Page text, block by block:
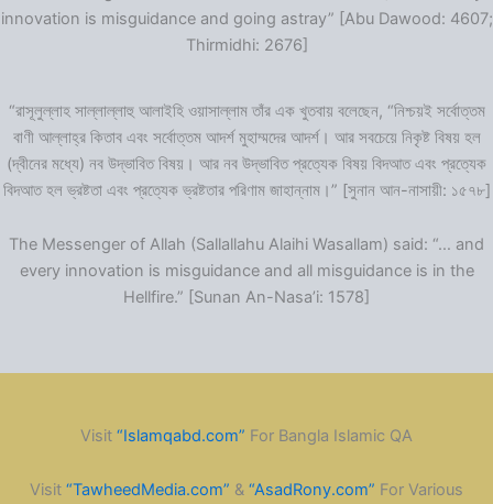
innovation is misguidance and going astray” [Abu Dawood: 4607;
Thirmidhi: 2676]
“রাসূলুল্লাহ সাল্লাল্লাহু আলাইহি ওয়াসাল্লাম তাঁর এক খুতবায় বলেছেন, “নিশ্চয়ই সর্বোত্তম
বাণী আল্লাহ্‌র কিতাব এবং সর্বোত্তম আদর্শ মুহাম্মদের আদর্শ। আর সবচেয়ে নিকৃষ্ট বিষয় হল
(দ্বীনের মধ্যে) নব উদ্ভাবিত বিষয়। আর নব উদ্ভাবিত প্রত্যেক বিষয় বিদআত এবং প্রত্যেক
বিদআত হল ভ্রষ্টতা এবং প্রত্যেক ভ্রষ্টতার পরিণাম জাহান্নাম।” [সুনান আন-নাসায়ী: ১৫৭৮]
The Messenger of Allah (Sallallahu Alaihi Wasallam) said: “… and
every innovation is misguidance and all misguidance is in the
Hellfire.” [Sunan An-Nasa’i: 1578]
Visit “Islamqabd.com” For Bangla Islamic QA
Visit “TawheedMedia.com” & “AsadRony.com” For Various